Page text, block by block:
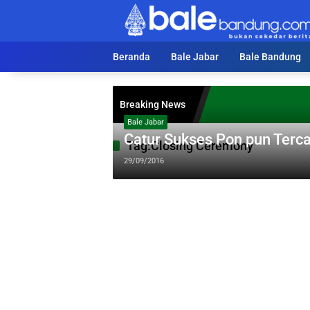
Beranda Bale Jabar Bale Bandung
Breaking News
Tag:Closing Ceremony
Bale Jabar
Catur Sukses Pon pun
29/09/2016